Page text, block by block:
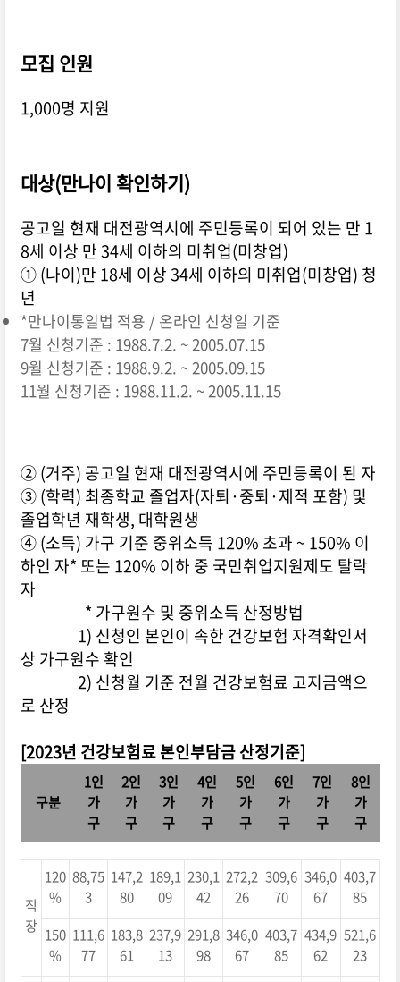
모집 인원
1,000명 지원
대상(만나이 확인하기)
공고일 현재 대전광역시에 주민등록이 되어 있는 만 1
8세 이상 만 34세 이하의 미취업(미창업)
① (나이)만 18세 이상 34세 이하의 미취업(미창업) 청
년
*만나이통일법 적용 / 온라인 신청일 기준
7월 신청기준 : 1988.7.2. ~ 2005.07.15
9월 신청기준 : 1988.9.2. ~ 2005.09.15
11월 신청기준 : 1988.11.2. ~ 2005.11.15
② (거주) 공고일 현재 대전광역시에 주민등록이 된 자
③ (학력) 최종학교 졸업자(자퇴·중퇴·제적 포함) 및
졸업학년 재학생, 대학원생
④ (소득) 가구 기준 중위소득 120% 초과 ~ 150% 이
하인 자* 또는 120% 이하 중 국민취업지원제도 탈락
자
* 가구원수 및 중위소득 산정방법
1) 신청인 본인이 속한 건강보험 자격확인서
상 가구원수 확인
2) 신청월 기준 전월 건강보험료 고지금액으
로 산정
[2023년 건강보험료 본인부담금 산정기준]
구분
1인
가
구
2인
가
구
3인
가
구
4인
가
구
5인
가
구
6인
가
구
7인
가
구
8인
가
구
직
장
120
%
88,75
3
147,2
80
189,1
09
230,1
42
272,2
26
309,6
70
346,0
67
403,7
85
150
%
111,6
77
183,8
61
237,9
13
291,8
98
346,0
67
403,7
85
434,9
62
521,6
23